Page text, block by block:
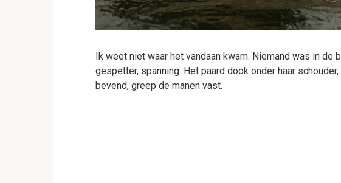
Ik weet niet waar het vandaan kwam. Niemand was in de
gespetter, spanning. Het paard dook onder haar
bevend, greep de manen vast.